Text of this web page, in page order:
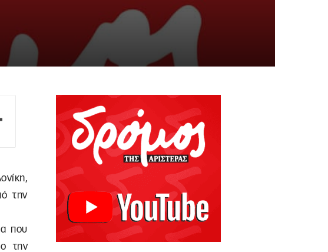
την
που
την